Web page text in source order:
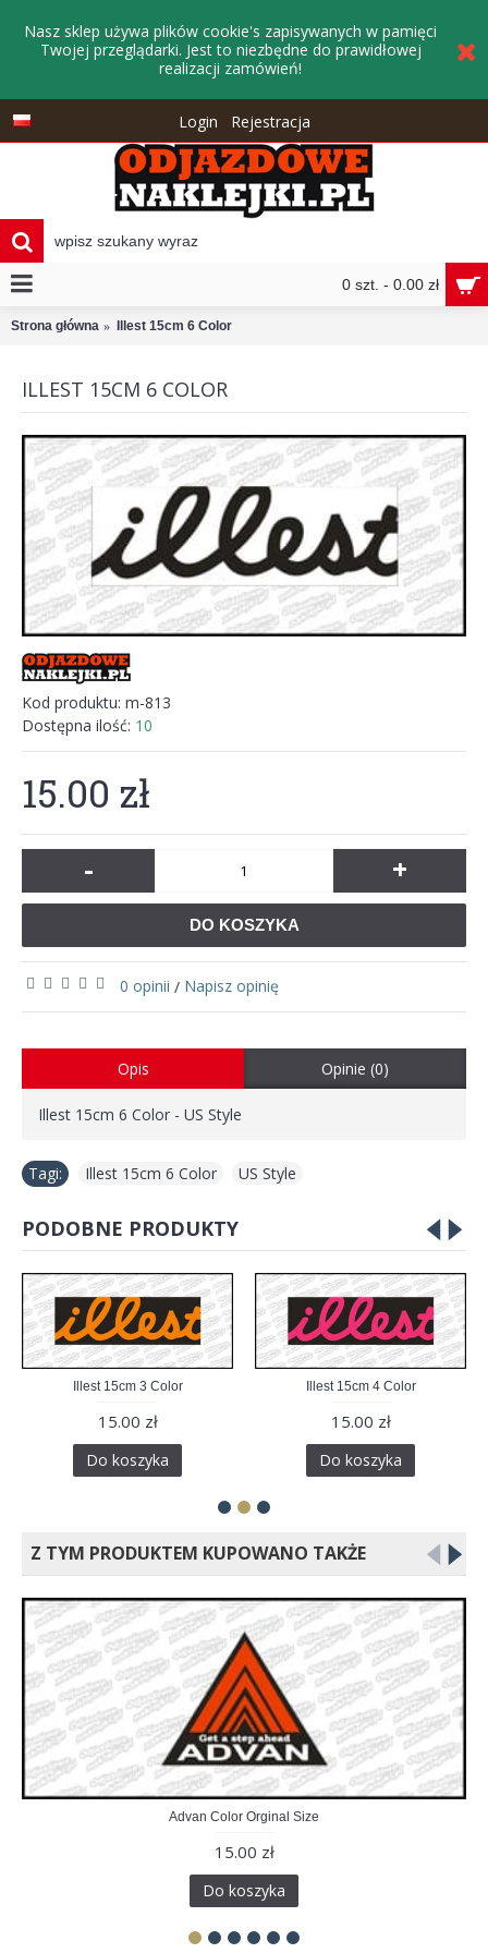
Nasz sklep używa plików cookie's zapisywanych w pamięci
Twojej przeglądarki. Jest to niezbędne do prawidłowej
realizacji zamówień!
Login Rejestracja
0 szt. - 0.00 zł
Strona główna Illest 15cm 6 Color
ILLEST 15CM 6 COLOR
Kod produktu: m-813
Dostępna ilość: 10
15.00 zł
- +
DO KOSZYKA
0 opinii / Napisz opinię
Opis Opinie (0)
Illest 15cm 6 Color - US Style
Tagi: Illest 15cm 6 Color US Style
PODOBNE PRODUKTY
Illest 15cm 3 Color
15.00 zł
Do koszyka
Illest 15cm 4 Color
15.00 zł
Do koszyka
Z TYM PRODUKTEM KUPOWANO TAKŻE
Advan Color Orginal Size
15.00 zł
Do koszyka